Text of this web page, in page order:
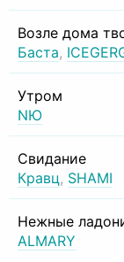
Возле дома
Баста,
Утром
NЮ
Свидание
Кравц, SHAMI
Нежные
ALMARY